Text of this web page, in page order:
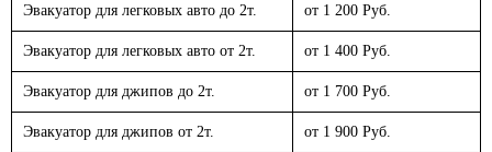
Эвакуатор для легковых авто до 2т. от 1 200 Руб.
Эвакуатор для легковых авто от 2т. от 1 400 Руб.
Эвакуатор для джипов до 2т. от 1 700 Руб.
Эвакуатор для джипов от 2т. от 1 900 Руб.